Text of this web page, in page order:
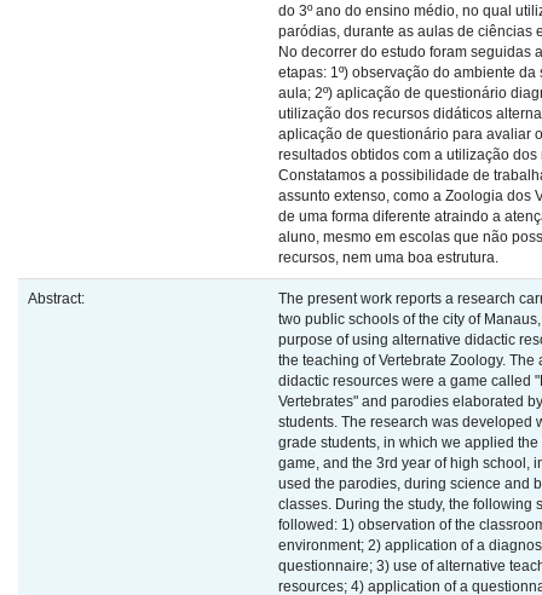
do 3º ano do ensino médio, no qual
paródias, durante as aulas de ciências
No decorrer do estudo foram seguidas
etapas: 1º) observação do ambiente da
aula; 2º) aplicação de questionário
utilização dos recursos didáticos
aplicação de questionário para avaliar
resultados obtidos com a utilização dos
Constatamos a possibilidade de
assunto extenso, como a Zoologia dos
de uma forma diferente atraindo a
aluno, mesmo em escolas que não
recursos, nem uma boa estrutura.
Abstract:
The present work reports a research
two public schools of the city of
purpose of using alternative didactic
the teaching of Vertebrate Zoology. The
didactic resources were a game called
Vertebrates" and parodies elaborated
students. The research was developed
grade students, in which we applied the
game, and the 3rd year of high school,
used the parodies, during science and
classes. During the study, the following
followed: 1) observation of the
environment; 2) application of a
questionnaire; 3) use of alternative
resources; 4) application of a